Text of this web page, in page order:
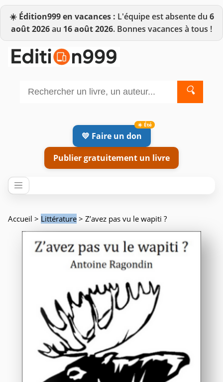
☀️ Édition999 en vacances : L'équipe est absente du 6
août 2026au 16 août 2026. Bonnes vacances à tous !
🔍
💛 Faire un don
Publier gratuitement un livre
Accueil > Littérature > Z’avez pas vu le wapiti ?